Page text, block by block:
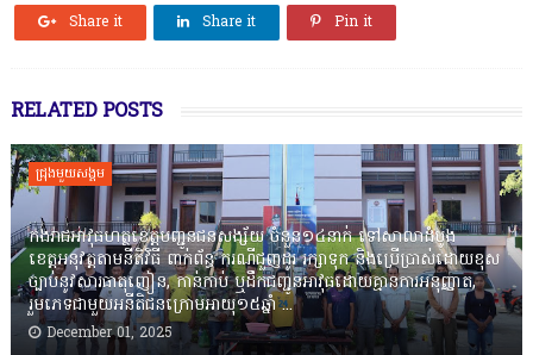
Share it Share it Pin it
RELATED POSTS
ជ្រុងមួយសង្គម
កងរាជឣាវុធហត្ថខេត្តបញ្ជូនជនសង្ស័យ ចំនួន១៤នាក់ ទៅសាលាដំបូង
ខេត្តឣនុវត្តតាមនីតិវិធី ពាក់ព័ន្ធ ករណីជួញដូរ រក្សាទុក និងប្រើប្រាស់ដោយខុស
ច្បាប់នូវសារធាតុញៀន, កាន់កាប់ ឬដឹកជញ្ជូនអាវុធដោយគ្មានការអនុញ្ញាត,
រួមភេទជាមួយអនីតិជនក្រោមអាយុ១៥ឆ្នាំ ...
December 01, 2025